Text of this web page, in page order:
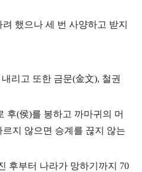
했으나 세 번 사양하고 받지
리고 또한 금문(金文), 철권
후(侯)를 봉하고 까마귀의 머
르지 않으면 승계를 끊지 않는
후부터 나라가 망하기까지 70